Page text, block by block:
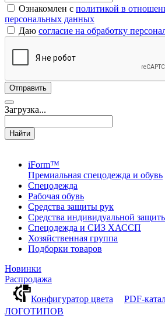
Ознакомлен с политикой в
персональных данных
Даю согласие на обработку
Загрузка...
Найти
iForm™
Премиальная спецодежда и обувь
Спецодежда
Рабочая обувь
Средства защиты рук
Средства индивидуальной
Спецодежда и СИЗ ХАССП
Хозяйственная группа
Подборки товаров
Новинки
Распродажа
Конфигуратор цвета
PDF-
ЛОГОТИПОВ